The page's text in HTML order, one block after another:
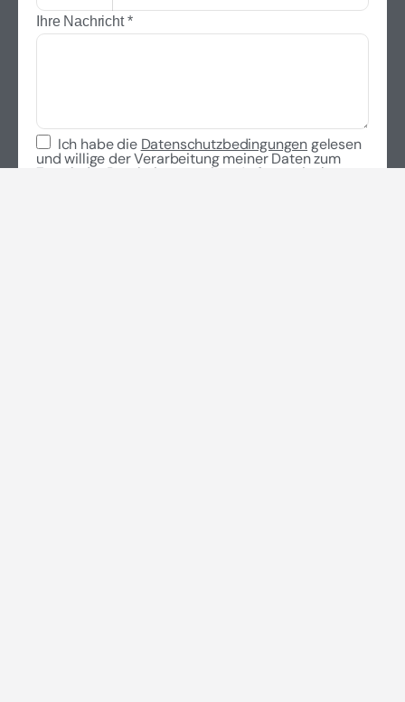
Ihre Nachricht*
Ich habe die Datenschutzbedingungengelesen
und willige der Verarbeitung meiner Daten zum
Zweck der Bearbeitung meiner Anfrage ein. *